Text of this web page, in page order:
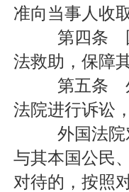
准向当事人收
第四条 国
法救助，保障
第五条 外
法院进行诉讼
外国法院对
与其本国公民
对待的，按照